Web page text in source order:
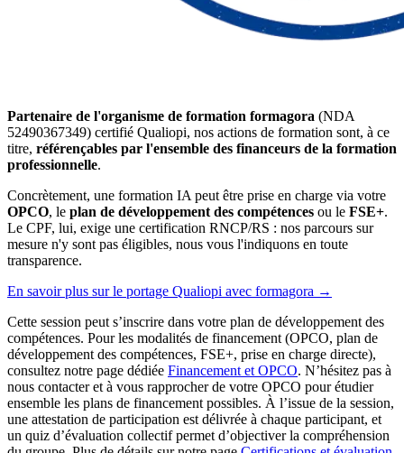
Partenaire de l'organisme de formation formagora (NDA
52490367349) certifié Qualiopi, nos actions de formation sont, à ce
titre, référençables par l'ensemble des financeurs de la formation
professionnelle.
Concrètement, une formation IA peut être prise en charge via votre
OPCO, le plan de développement des compétences ou le FSE+.
Le CPF, lui, exige une certification RNCP/RS : nos parcours sur
mesure n'y sont pas éligibles, nous vous l'indiquons en toute
transparence.
En savoir plus sur le portage Qualiopi avec formagora →
Cette session peut s’inscrire dans votre plan de développement des
compétences. Pour les modalités de financement (OPCO, plan de
développement des compétences, FSE+, prise en charge directe),
consultez notre page dédiée Financement et OPCO. N’hésitez pas à
nous contacter et à vous rapprocher de votre OPCO pour étudier
ensemble les plans de financement possibles. À l’issue de la session,
une attestation de participation est délivrée à chaque participant, et
un quiz d’évaluation collectif permet d’objectiver la compréhension